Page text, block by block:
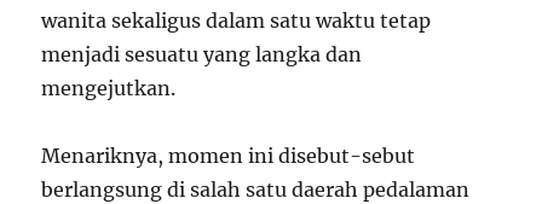
wanita sekaligus dalam satu waktu tetap
menjadi sesuatu yang langka dan
mengejutkan.
Menariknya, momen ini disebut-sebut
berlangsung di salah satu daerah pedalaman